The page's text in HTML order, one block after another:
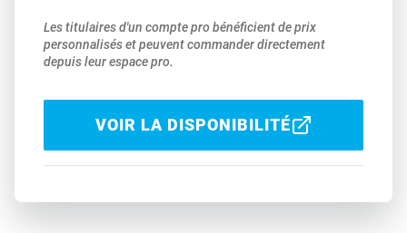
Les titulaires d'un compte pro bénéficient de prix
personnalisés et peuvent commander directement
depuis leur espace pro.
VOIR LA DISPONIBILITÉ